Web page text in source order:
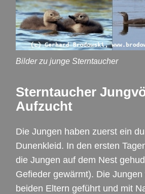
Bilder zu junge Sterntaucher
Sterntaucher
Aufzucht
Die Jungen haben zuerst ein
Dunenkleid. In den ersten
die Jungen auf dem Nest
Gefieder gewärmt). Die Jungen
beiden Eltern geführt und mit